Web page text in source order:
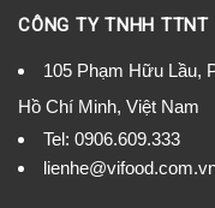
CÔNG TY TNHH TTNT
105 Phạm Hữu Lầu,
Hồ Chí Minh, Việt Nam
Tel: 0906.609.333